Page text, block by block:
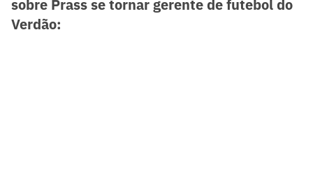
sobre Prass se tornar gerente de futebol do
Verdão: